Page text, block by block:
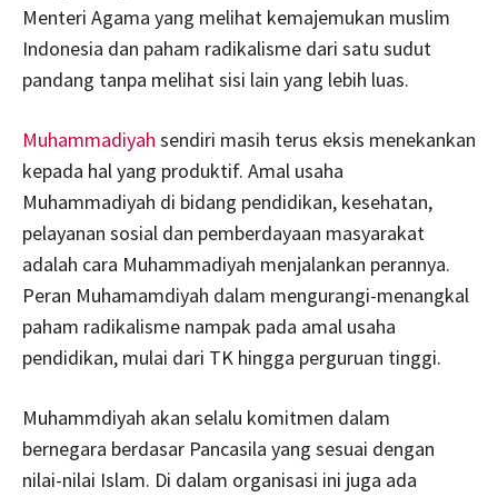
Menteri Agama yang melihat kemajemukan muslim
Indonesia dan paham radikalisme dari satu sudut
pandang tanpa melihat sisi lain yang lebih luas.
Muhammadiyah sendiri masih terus eksis menekankan
kepada hal yang produktif. Amal usaha
Muhammadiyah di bidang pendidikan, kesehatan,
pelayanan sosial dan pemberdayaan masyarakat
adalah cara Muhammadiyah menjalankan perannya.
Peran Muhamamdiyah dalam mengurangi-menangkal
paham radikalisme nampak pada amal usaha
pendidikan, mulai dari TK hingga perguruan tinggi.
Muhammdiyah akan selalu komitmen dalam
bernegara berdasar Pancasila yang sesuai dengan
nilai-nilai Islam. Di dalam organisasi ini juga ada